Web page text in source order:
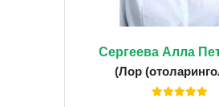
Сергеева Алла
(Лор